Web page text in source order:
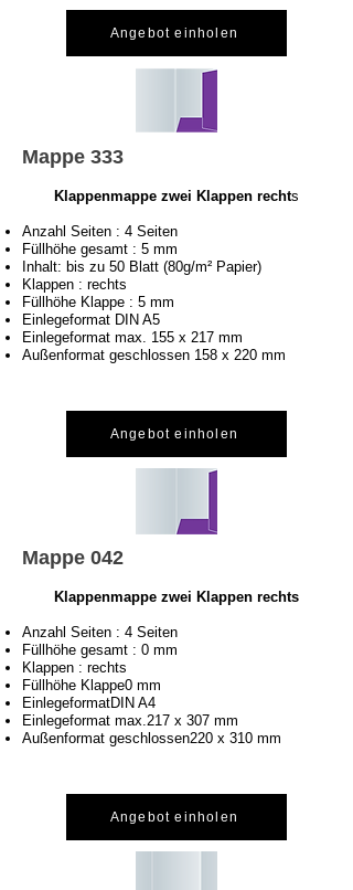
Angebot einholen
Mappe 333
Klappenmappe zwei Klappen rechts
Anzahl Seiten : 4 Seiten
Füllhöhe gesamt : 5 mm
Inhalt: bis zu 50 Blatt (80g/m² Papier)
Klappen : rechts
Füllhöhe Klappe : 5 mm
Einlegeformat DIN A5
Einlegeformat max. 155 x 217 mm
Außenformat geschlossen 158 x 220 mm
Angebot einholen
Mappe 042
Klappenmappe zwei Klappen rechts
Anzahl Seiten : 4 Seiten
Füllhöhe gesamt : 0 mm
Klappen : rechts
Füllhöhe Klappe0 mm
EinlegeformatDIN A4
Einlegeformat max.217 x 307 mm
Außenformat geschlossen220 x 310 mm
Angebot einholen